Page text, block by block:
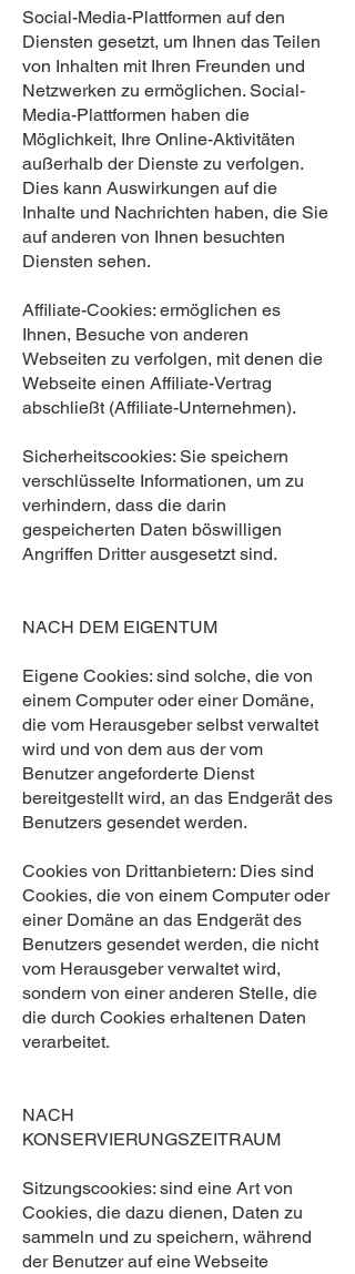
Social-Media-Plattformen auf den
Diensten gesetzt, um Ihnen das Teilen
von Inhalten mit Ihren Freunden und
Netzwerken zu ermöglichen. Social-
Media-Plattformen haben die
Möglichkeit, Ihre Online-Aktivitäten
außerhalb der Dienste zu verfolgen.
Dies kann Auswirkungen auf die
Inhalte und Nachrichten haben, die Sie
auf anderen von Ihnen besuchten
Diensten sehen.
Affiliate-Cookies: ermöglichen es
Ihnen, Besuche von anderen
Webseiten zu verfolgen, mit denen die
Webseite einen Affiliate-Vertrag
abschließt (Affiliate-Unternehmen).
Sicherheitscookies: Sie speichern
verschlüsselte Informationen, um zu
verhindern, dass die darin
gespeicherten Daten böswilligen
Angriffen Dritter ausgesetzt sind.
NACH DEM EIGENTUM
Eigene Cookies: sind solche, die von
einem Computer oder einer Domäne,
die vom Herausgeber selbst verwaltet
wird und von dem aus der vom
Benutzer angeforderte Dienst
bereitgestellt wird, an das Endgerät des
Benutzers gesendet werden.
Cookies von Drittanbietern: Dies sind
Cookies, die von einem Computer oder
einer Domäne an das Endgerät des
Benutzers gesendet werden, die nicht
vom Herausgeber verwaltet wird,
sondern von einer anderen Stelle, die
die durch Cookies erhaltenen Daten
verarbeitet.
NACH
KONSERVIERUNGSZEITRAUM
Sitzungscookies: sind eine Art von
Cookies, die dazu dienen, Daten zu
sammeln und zu speichern, während
der Benutzer auf eine Webseite